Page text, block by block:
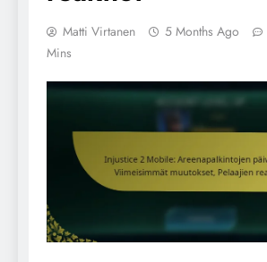
Matti Virtanen 5 Months Ago
Mins